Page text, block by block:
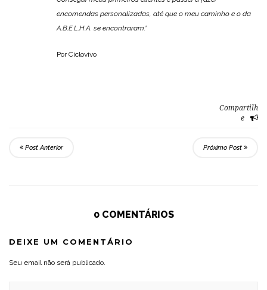
encomendas personalizadas, até que o meu caminho e o da
A.B.E.L.H.A. se encontraram.”
Por Ciclovivo
Compartilh
e
Post Anterior Próximo Post
0 COMENTÁRIOS
DEIXE UM COMENTÁRIO
Seu email não será publicado.